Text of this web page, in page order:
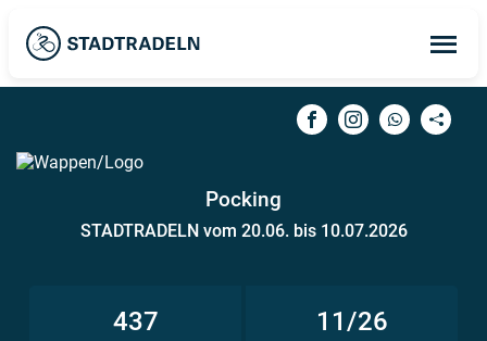
Pocking
STADTRADELN vom 20.06. bis 10.07.2026
437 11/26